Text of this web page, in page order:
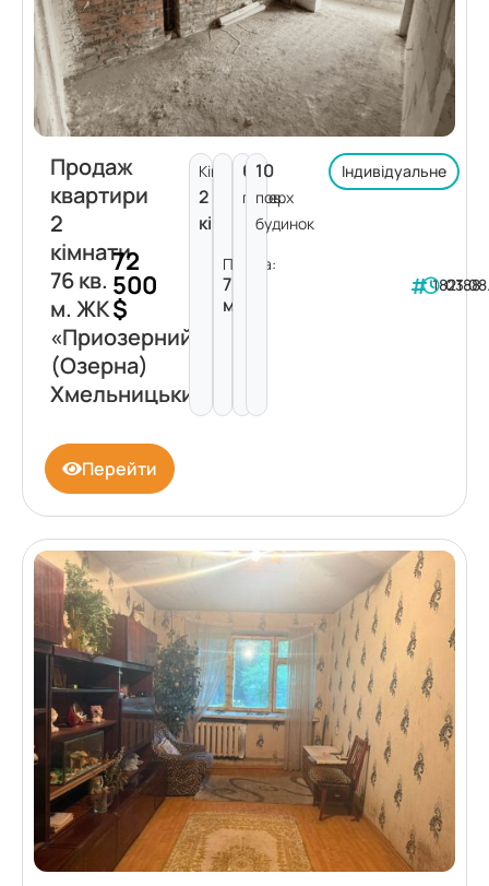
Продаж
квартири
2
кімнати
76 кв.
м. ЖК
«Приозерний»
(Озерна)
Хмельницький
72
500
$
Кімнат:
2
кімнати
Площа:
76
м²
6
поверх
10
пов.
будинок
Індивідуальне
182188
Перейти